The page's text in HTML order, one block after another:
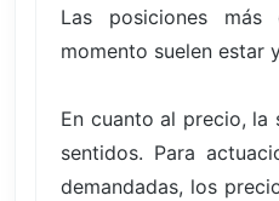
Las posiciones más
momento suelen estar
En cuanto al precio, la
sentidos. Para
demandadas, los